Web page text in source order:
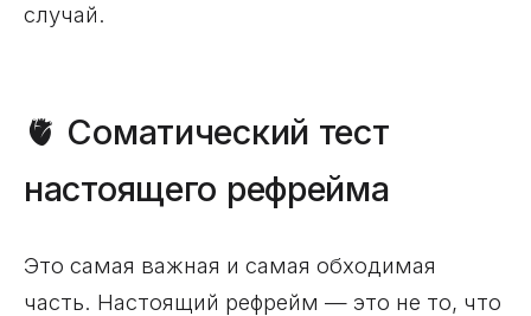
случай.
🫀 Соматический тест
настоящего рефрейма
Это самая важная и самая обходимая
часть. Настоящий рефрейм — это не то, что